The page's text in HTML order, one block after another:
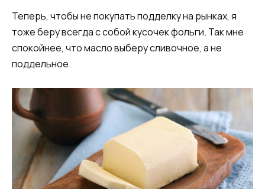
Теперь, чтобы не покупать подделку на рынках, я
тоже беру всегда с собой кусочек фольги. Так мне
спокойнее, что масло выберу сливочное, а не
поддельное.